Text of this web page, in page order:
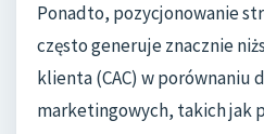
Ponadto, pozycjonowanie
często generuje znacznie
klienta (CAC) w porównaniu
marketingowych, takich jak